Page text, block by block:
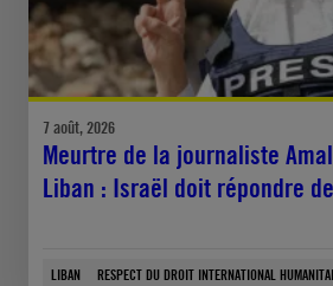
7 août, 2026
Meurtre de la journaliste
Liban : Israël doit répondre
LIBAN RESPECT DU DROIT INTERNATIONAL